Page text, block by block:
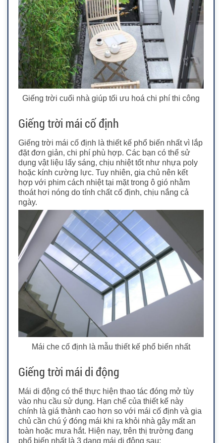
Giếng trời cuối nhà giúp tối ưu hoá chi phí thi công
Giếng trời mái cố định
Giếng trời mái cố định là thiết kế phổ biến nhất vì lắp
đặt đơn giản, chi phí phù hợp. Các bạn có thể sử
dụng vật liệu lấy sáng, chịu nhiệt tốt như nhựa poly
hoặc kính cường lực. Tuy nhiên, gia chủ nên kết
hợp với phim cách nhiệt tại mặt trong ô gió nhằm
thoát hơi nóng do tính chất cố định, chịu nắng cả
ngày.
Mái che cố định là mẫu thiết kế phổ biến nhất
Giếng trời mái di động
Mái di động có thể thực hiện thao tác đóng mở tùy
vào nhu cầu sử dụng. Hạn chế của thiết kế này
chính là giá thành cao hơn so với mái cố định và gia
chủ cần chú ý đóng mái khi ra khỏi nhà gây mất an
toàn hoặc mưa hắt. Hiện nay, trên thị trường đang
phổ biến nhất là 3 dạng mái di động sau: